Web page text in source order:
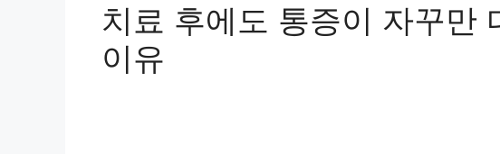
치료 후에도 통증이 자꾸만
이유